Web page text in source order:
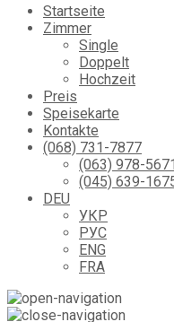
Startseite
Zimmer
Single
Doppelt
Hochzeit
Preis
Speisekarte
Kontakte
(068) 731-7877
(063) 978-5671
(045) 639-
DEU
УКР
РУС
ENG
FRA